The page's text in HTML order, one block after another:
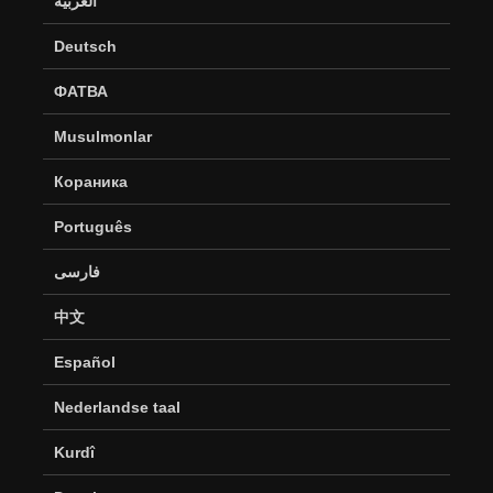
Deutsch
ФАТВА
Musulmonlar
Кораника
Português
فارسی
中文
Español
Nederlandse taal
Kurdî